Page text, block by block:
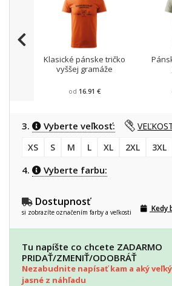
Klasické pánske tričko
vyššej gramáže
od 16.91 €
3. Vyberte veľkosť:
XS
S M L XL 2XL 3XL
4. Vyberte farbu:
Dostupnosť
si zobrazíte označením farby a veľkosti Kedy
Tu napíšte co chcete ZADARMO
PRIDAŤ/ZMENIŤ/ODOBRÁŤ
Nezabudnite napísať kam a aký
jasné z náhľadu